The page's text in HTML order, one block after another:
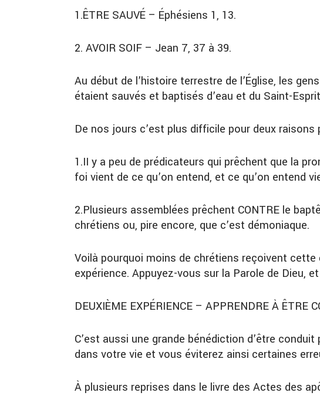
1.ÊTRE SAUVÉ – Éphésiens 1, 13.
2. AVOIR SOIF – Jean 7, 37 à 39.
Au début de l’histoire terrestre de l’Église, les
étaient sauvés et baptisés d’eau et du Saint-
De nos jours c’est plus difficile pour deux raisons
1.II y a peu de prédicateurs qui prêchent que la
foi vient de ce qu’on entend, et ce qu’on entend
2.Plusieurs assemblées prêchent CONTRE le
chrétiens ou, pire encore, que c’est démoniaque.
Voilà pourquoi moins de chrétiens reçoivent
expérience. Appuyez-vous sur la Parole de Dieu,
DEUXIÈME EXPÉRIENCE – APPRENDRE À ÊTRE
C’est aussi une grande bénédiction d’être
dans votre vie et vous éviterez ainsi certaines
À plusieurs reprises dans le livre des Actes des